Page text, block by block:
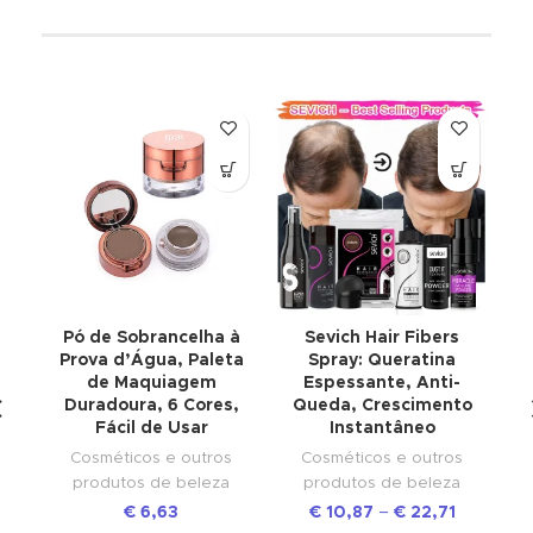
Pó de Sobrancelha à
Prova d’Água, Paleta
de Maquiagem
Duradoura, 6 Cores,
Fácil de Usar
Cosméticos e outros
produtos de beleza
€ 6,63
Sevich Hair Fibers
Spray: Queratina
Espessante, Anti-
Queda, Crescimento
Instantâneo
Cosméticos e outros
produtos de beleza
€10,87 – €22,71